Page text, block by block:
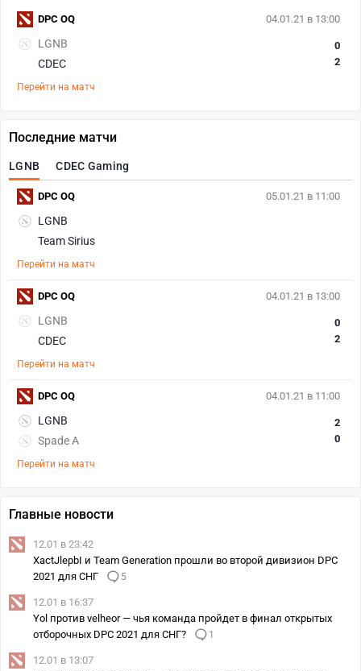
04.01.21 в 13:00
LGNB
CDEC
0
2
Перейти на матч
DPC OQ
Последние матчи
LGNB CDEC Gaming
05.01.21 в 11:00
LGNB
Team Sirius
Перейти на матч
DPC OQ
04.01.21 в 13:00
LGNB
CDEC
0
2
Перейти на матч
DPC OQ
04.01.21 в 11:00
LGNB
Spade A
2
0
Перейти на матч
DPC OQ
Главные новости
12.01 в 23:42
XactJlepbI и Team Generation прошли во второй дивизион DPC
2021 для СНГ
5
12.01 в 16:37
Yol против velheor — чья команда пройдет в финал открытых
отборочных DPC 2021 для СНГ?
1
12.01 в 13:07